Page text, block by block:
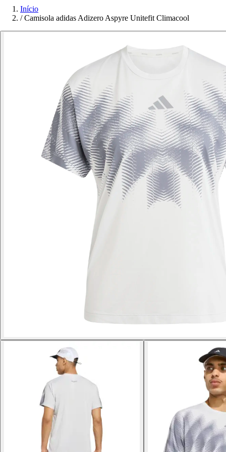
Início
/ Camisola adidas Adizero Aspyre Unitefit Climacool